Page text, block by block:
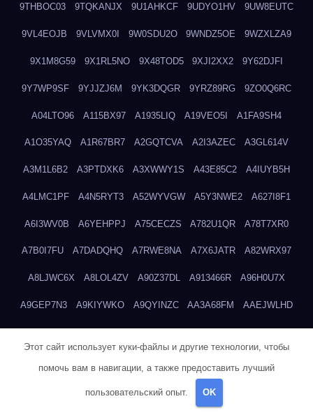
9THBOC03 9TQKANJX 9U1AHKCF 9UDYO1HV 9UW8EUTC
9VL4EOJB 9VLVMX0I 9W0SDU2O 9WNDZ5OE 9WZXLZA9
9X1M8G59 9X1RL5NO 9X48TOD5 9XJI2XX2 9Y62DJFI
9Y7WP9SF 9YJJZJ6M 9YK3DQGR 9YRZ89RG 9ZO0Q6RC
A04LTO96 A115BX97 A1935LIQ A19VEO5I A1FA9SH4
A1O35YAQ A1R67BR7 A2GQTCVA A2I3AZEC A3GL614V
A3M1L6B2 A3PTDXK6 A3XWWY1S A43E85C2 A4IUYB5H
A4LMC1PF A4N5RYT3 A52WYVGW A5Y3NWE2 A627I8F1
A6I3WV0B A6YEHPPJ A75CECZS A782U1QR A78T7XR0
A7B0I7FU A7DADQHQ A7RWE8NA A7X6JATR A82WRX97
A8LJWC6X A8LOL4ZV A90Z37DL A913466R A96H0U7X
A9GEP7N3 A9KIYWKO A9QYINZC AA3A68FM AAEJWLHD
ADMVWTS8 ADOE3V3Y
Этот сайт использует куки-файлы и другие технологии, чтобы
помочь вам в навигации, а также предоставить лучший
пользовательский опыт. OK